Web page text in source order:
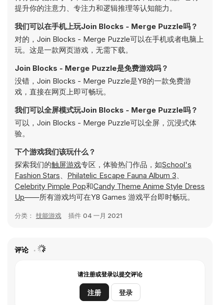
提升你的注意力、专注力和逻辑推理等认知能力。
我们可以在手机上玩Join Blocks - Merge Puzzle吗？
对的，Join Blocks - Merge Puzzle可以在手机或者电脑上
玩。这是一款网页游戏，无需下载。
Join Blocks - Merge Puzzle是免费游戏吗？
没错，Join Blocks - Merge Puzzle是Y8的一款免费游
戏，直接在网页上即可畅玩。
我们可以全屏模式玩Join Blocks - Merge Puzzle吗？
可以，Join Blocks - Merge Puzzle可以全屏，沉浸式体
验。
下个游戏我们该玩什么？
探索我们的触屏游戏专区，体验热门作品，如School's
Fashion Stars、 Philatelic Escape Fauna Album 3、
Celebrity Pimple Pop和Candy Theme Anime Style Dress
Up——所有游戏均可在Y8 Games 游戏平台即时畅玩。
分类： 技能游戏 插件 04 一月 2021
评论
请注册或登录以提交评论
注册 登录